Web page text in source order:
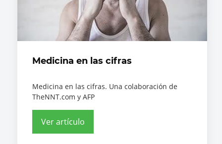
Medicina en las cifras
Medicina en las cifras. Una colaboración de
TheNNT.com y AFP
Ver artículo